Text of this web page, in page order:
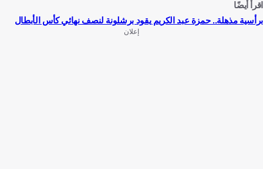
اقرأ أيضًا
برأسية مذهلة.. حمزة عبد الكريم يقود برشلونة لنصف نهائي كأس الأبطال
إعلان